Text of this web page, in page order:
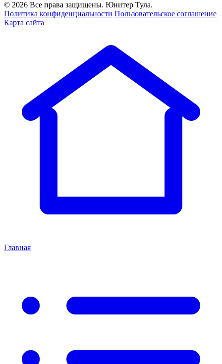
© 2026 Все права защищены. Юнитер Тула.
Политика конфиденциальности Пользовательское соглашение
Карта сайта
Главная